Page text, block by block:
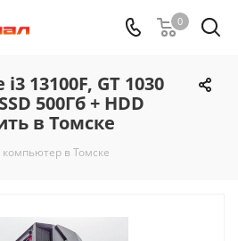
0
13100F, GT 1030
500Гб + HDD
в Томске
в Томске